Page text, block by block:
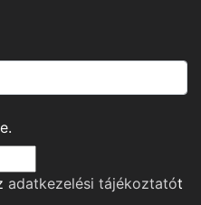
adatkezelési tájékoztatót